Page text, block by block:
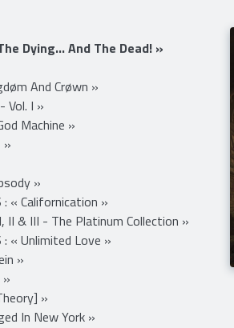
Dying… And The Dead! »
And Crøwn »
I »
Machine »
»
»
: « Californication »
& III - The Platinum Collection »
« Unlimited Love »
»
»